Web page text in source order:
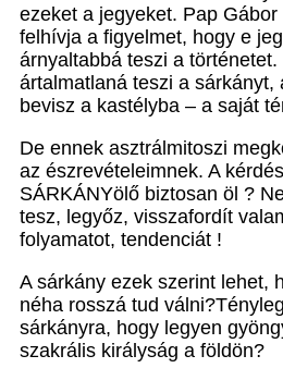
ezeket a jegyeket. Pap
felhívja a figyelmet, hogy e
árnyaltabbá teszi a
ártalmatlaná teszi a sárkányt,
bevisz a kastélyba – a saját
De ennek asztrálmitoszi
az észrevételeimnek. A
SÁRKÁNYölő biztosan öl ?
tesz, legyőz, visszafordít
folyamatot, tendenciát !
A sárkány ezek szerint lehet,
néha rosszá tud
sárkányra, hogy legyen
szakrális királyság a földön?